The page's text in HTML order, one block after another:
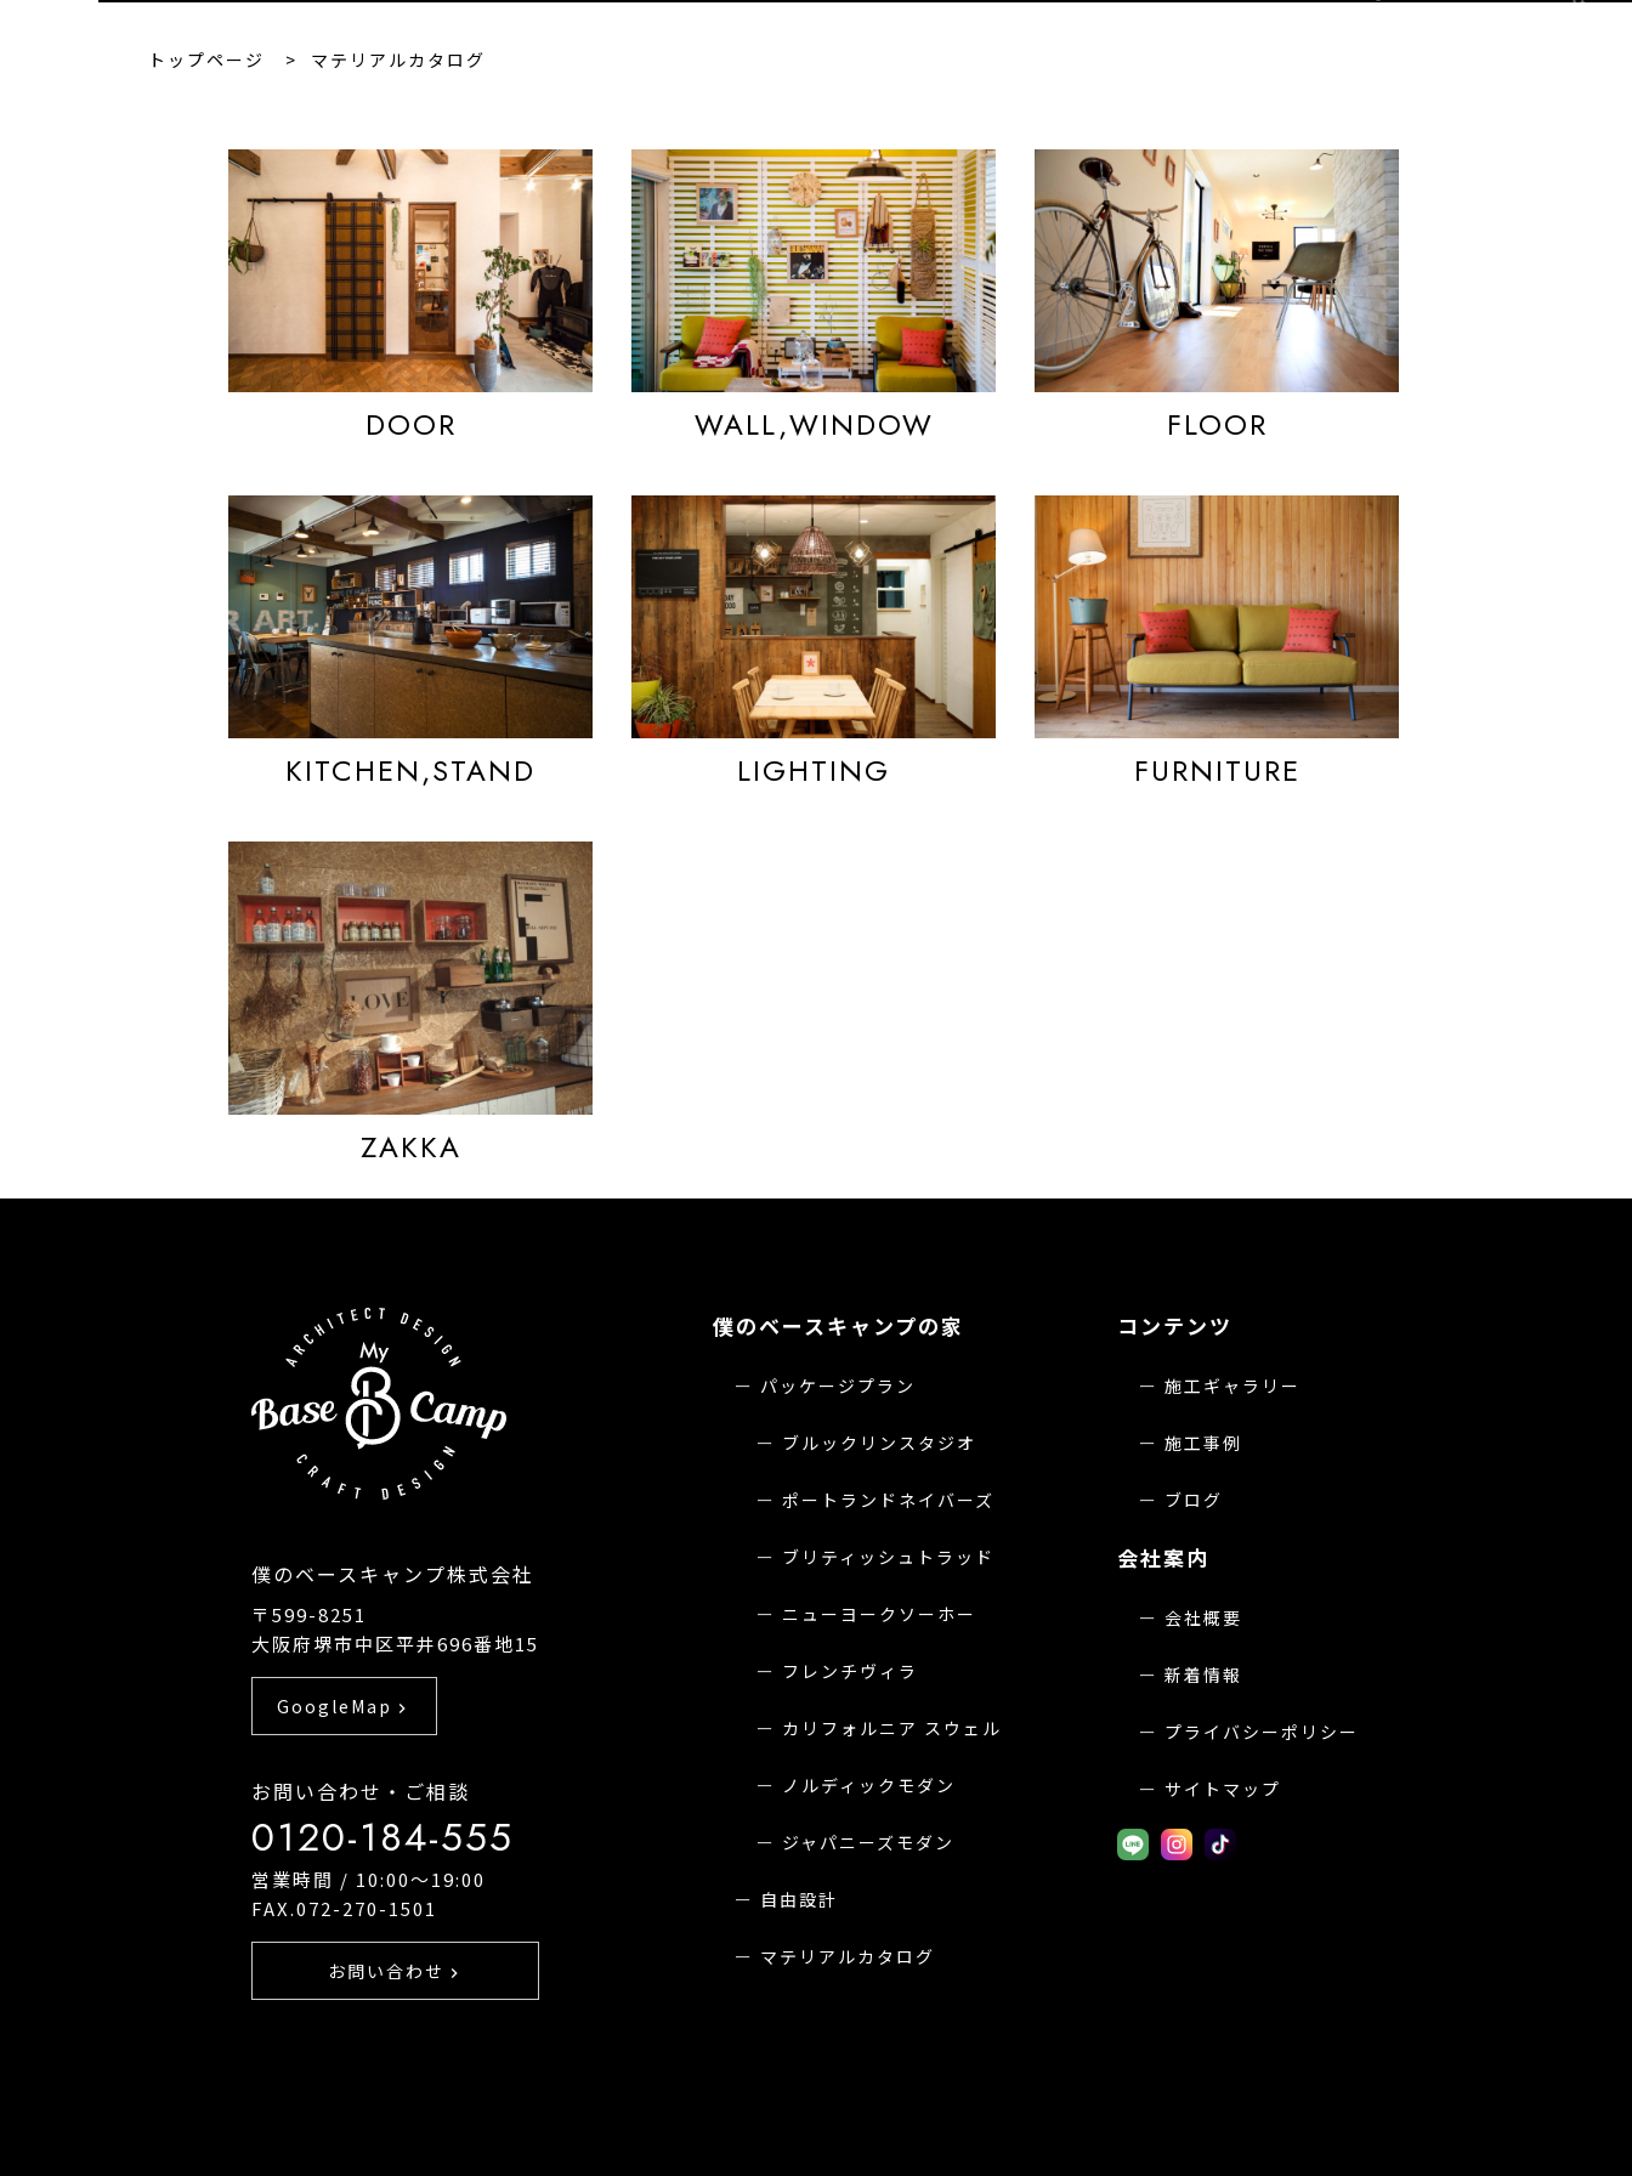
トップページ > マテリアルカタログ
DOOR WALL,WINDOW FLOOR
KITCHEN,STAND LIGHTING FURNITURE
ZAKKA
僕のベースキャンプ株式会社
〒599-8251
大阪府堺市中区平井696番地15
GoogleMap chevron_right
お問い合わせ・ご相談
0120-184-555
営業時間 / 10:00〜19:00
FAX.072-270-1501
お問い合わせ chevron_right
僕のベースキャンプの家
パッケージプラン
ブルックリンスタジオ
ポートランドネイバーズ
ブリティッシュトラッド
ニューヨークソーホー
フレンチヴィラ
カリフォルニア スウェル
ノルディックモダン
ジャパニーズモダン
自由設計
マテリアルカタログ
コンテンツ
施工ギャラリー
施工事例
ブログ
会社案内
会社概要
新着情報
プライバシーポリシー
サイトマップ